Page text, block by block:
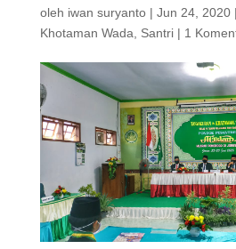
oleh iwan suryanto| Jun 24, 2020|
Khotaman Wada
Santri| 1